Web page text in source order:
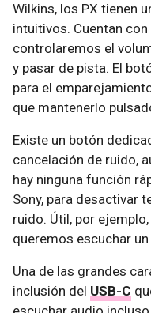
Wilkins, los PX tienen
intuitivos. Cuentan
controlaremos el
y pasar de pista. El
para el
que mantenerlo
Existe un botón
cancelación de ruido,
hay ninguna función
Sony, para desactivar
ruido. Útil, por
queremos escuchar
Una de las grandes
inclusión del USB-C